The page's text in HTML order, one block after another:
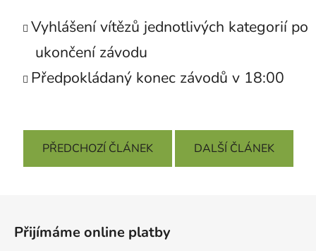
Vyhlášení vítězů jednotlivých kategorií po
ukončení závodu
Předpokládaný konec závodů v 18:00
PŘEDCHOZÍ ČLÁNEK DALŠÍ ČLÁNEK
Přijímáme online platby